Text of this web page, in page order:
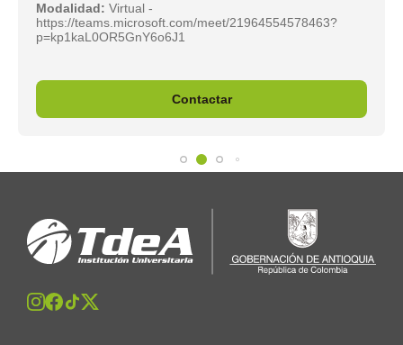
Modalidad: Virtual -
https://teams.microsoft.com/meet/21964554578463?
p=kp1kaL0OR5GnY6o6J1
Contactar